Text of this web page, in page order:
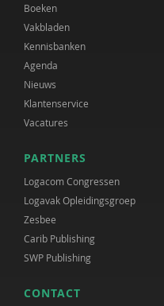
Boeken
Vakbladen
Kennisbanken
Agenda
Nieuws
Klantenservice
Vacatures
PARTNERS
Logacom Congressen
Logavak Opleidingsgroep
Zesbee
Carib Publishing
SWP Publishing
CONTACT